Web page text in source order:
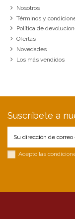
Nosotros
Términos y
Política de
Ofertas
Novedades
Los más vendidos
Suscríbete a
Acepto las